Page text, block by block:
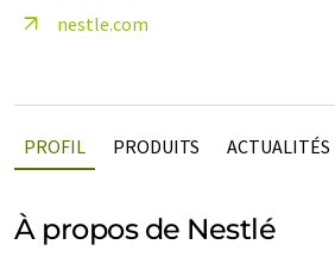
nestle.com
PROFIL PRODUITS ACTUALITÉS
À propos de Nestlé